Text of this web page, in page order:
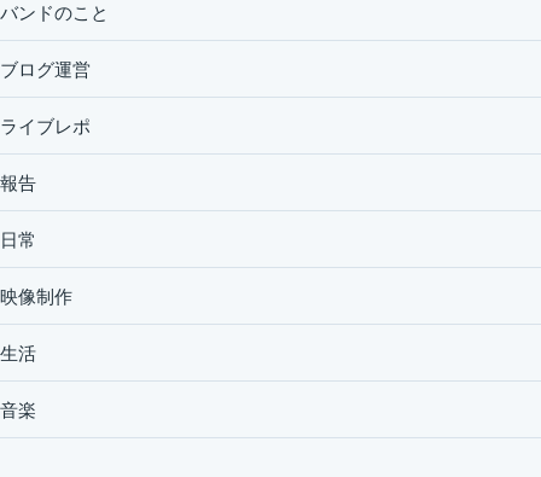
バンドのこと
ブログ運営
ライブレポ
報告
日常
映像制作
生活
音楽